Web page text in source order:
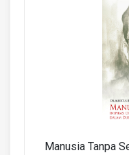
Manusia Tanpa